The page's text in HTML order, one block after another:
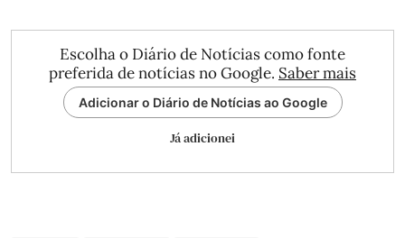
Escolha o Diário de Notícias como fonte
preferida de notícias no Google. Saber mais
Adicionar o Diário de Notícias ao Google
Já adicionei